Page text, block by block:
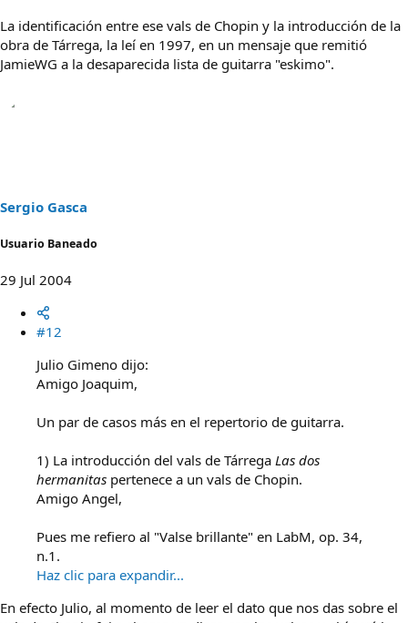
La identificación entre ese vals de Chopin y la introducción de la
obra de Tárrega, la leí en 1997, en un mensaje que remitió
JamieWG a la desaparecida lista de guitarra "eskimo".
Sergio Gasca
Usuario Baneado
29 Jul 2004
#12
Julio Gimeno dijo:
Amigo Joaquim,
Un par de casos más en el repertorio de guitarra.
1) La introducción del vals de Tárrega Las dos
hermanitas pertenece a un vals de Chopin.
Amigo Angel,
Pues me refiero al "Valse brillante" en LabM, op. 34,
n.1.
Haz clic para expandir...
En efecto Julio, al momento de leer el dato que nos das sobre el